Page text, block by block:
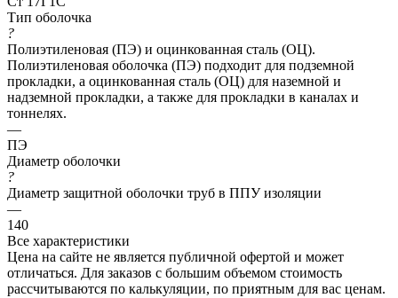
Тип оболочка
?
Полиэтиленовая (ПЭ) и оцинкованная сталь (ОЦ).
Полиэтиленовая оболочка (ПЭ) подходит для подземной
прокладки, а оцинкованная сталь (ОЦ) для наземной и
надземной прокладки, а также для прокладки в каналах и
тоннелях.
—
ПЭ
Диаметр оболочки
?
Диаметр защитной оболочки труб в ППУ изоляции
—
140
Все характеристики
Цена на сайте не является публичной офертой и может
отличаться. Для заказов с большим объемом стоимость
рассчитываются по калькуляции, по приятным для вас ценам.